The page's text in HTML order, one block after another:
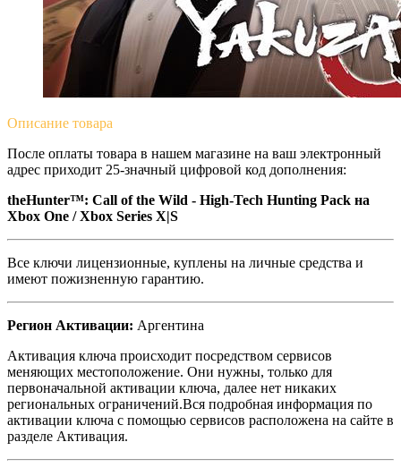
Описание товара
После оплаты товара в нашем магазине на ваш электронный
адрес приходит 25-значный цифровой код дополнения:
theHunter™: Call of the Wild - High-Tech Hunting Pack на
Xbox One / Xbox Series X|S
Все ключи лицензионные, куплены на личные средства и
имеют пожизненную гарантию.
Регион Активации: Аргентина
Активация ключа происходит посредством сервисов
меняющих местоположение. Они нужны, только для
первоначальной активации ключа, далее нет никаких
региональных ограничений.Вся подробная информация по
активации ключа с помощью сервисов расположена на сайте в
разделе Активация.